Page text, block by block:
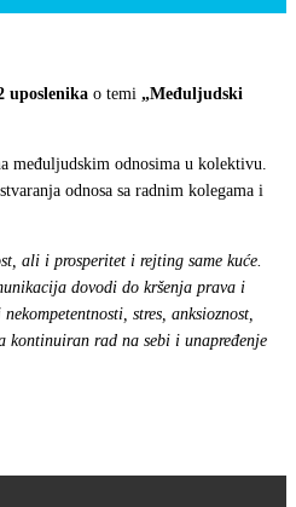
uposlenika o temi „Međuljudski
međuljudskim odnosima u kolektivu.
odnosa sa radnim kolegama i
ali i prosperitet i rejting same kuće.
dovodi do kršenja prava i
stres, anksioznost,
kontinuiran rad na sebi i unapređenje